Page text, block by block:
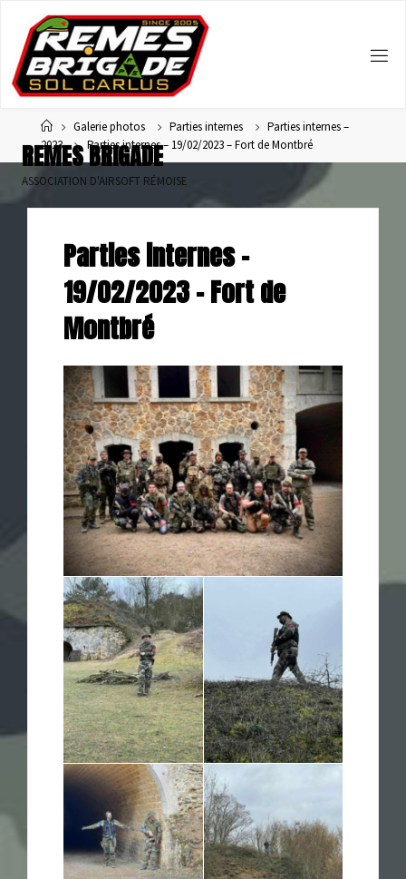
REMESBRIGADE
ASSOCIATION D'AIRSOFT RÉMOISE
HomeGalerie photos Parties internes
Parties internes –
2023
Parties internes – 19/02/2023 – Fort de Montbré
Parties internes –
19/02/2023 – Fort de
Montbré